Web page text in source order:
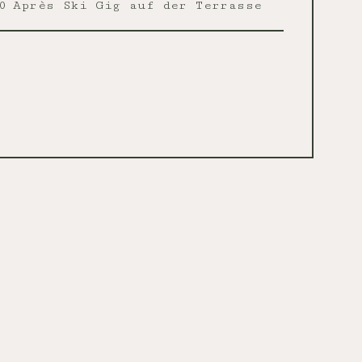
Après Ski Gig auf der Terrasse